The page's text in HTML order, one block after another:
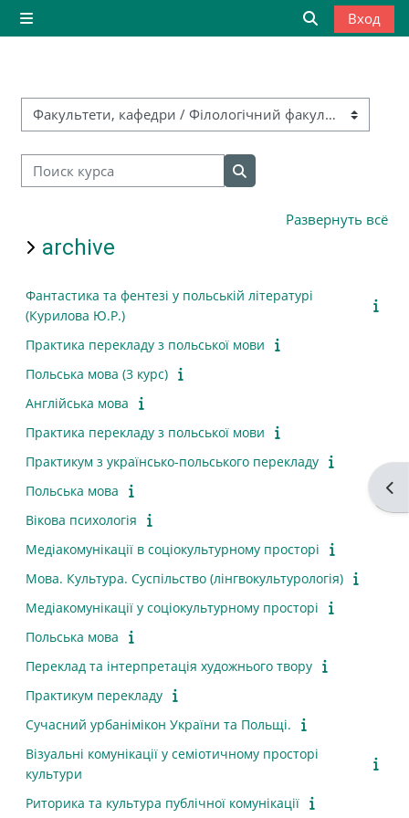
Перейти к основному содержанию
Боковая панель
Изменить
Вход
Категории курсов
Поиск курса
Поиск курса
Развернуть всё
archive
Фантастика та фентезі у польській літературі
(Курилова Ю.Р.)
Практика перекладу з польської мови
Польська мова (3 курс)
Англійська мова
Практика перекладу з польської мови
Практикум з українсько-польського перекладу
Польська мова
Вікова психологія
Медіакомунікації в соціокультурному просторі
Мова. Культура. Суспільство (лінгвокультурологія)
Медіакомунікації у соціокультурному просторі
Польська мова
Переклад та інтерпретація художнього твору
Практикум перекладу
Сучасний урбанімікон України та Польщі.
Візуальні комунікації у семіотичному просторі
культури
Риторика та культура публічної комунікації